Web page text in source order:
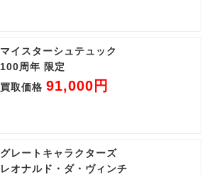
マイスターシュテュック
100周年 限定
買取価格 91,000円
グレートキャラクターズ
レオナルド・ダ・ヴィンチ